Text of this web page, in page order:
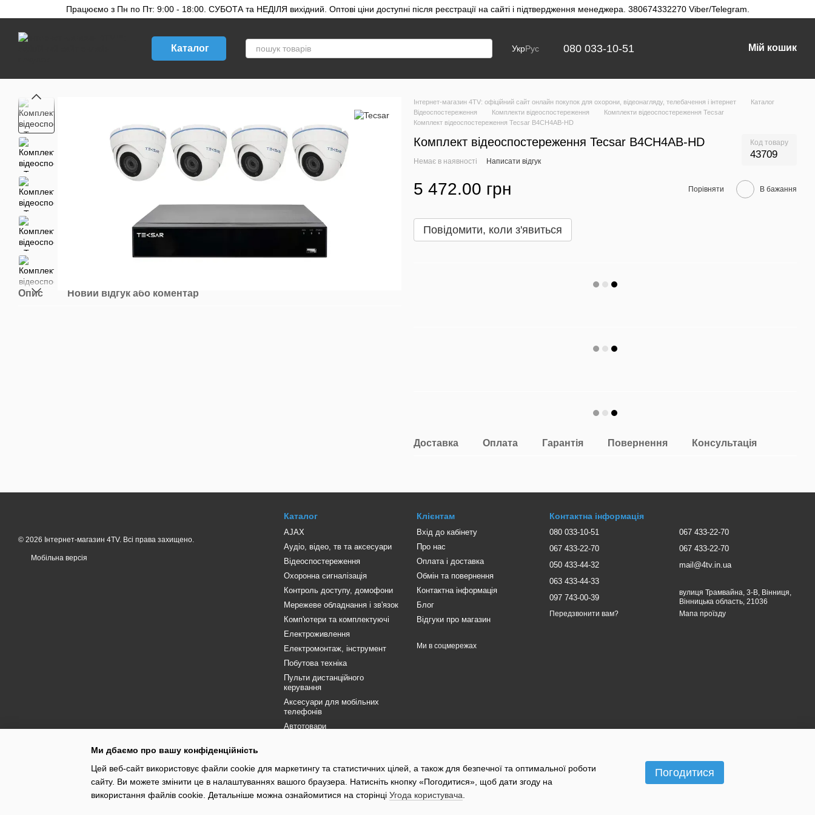
Перейти до основного контенту
Працюємо з Пн по Пт: 9:00 - 18:00. СУБОТА та НЕДІЛЯ вихідний. Оптові ціни доступні після реєстрації на сайті і підтвердження менеджера. 380674332270 Viber/Telegram.
Каталог УкрРус 080 033-10-51 Мій кошик
Опис Новий відгук або коментар
Інтернет-магазин 4TV: офіційний сайт онлайн покупок для охорони, відеонагляду, телебачення і інтернет
Каталог
Відеоспостереження
Комплекти відеоспостереження
Комплекти відеоспостереження Tecsar
Комплект відеоспостереження Tecsar B4CH4AB-HD
Комплект відеоспостереження Tecsar B4CH4AB-HD Код товару
43709
Немає в наявності Написати відгук
5 472.00 грн Порівняти В бажання
Повідомити, коли з'явиться
Доставка Оплата Гарантія Повернення Консультація
© 2026 Інтернет-магазин 4TV. Всі права захищено.
Мобільна версія
Каталог
AJAX
Аудіо, відео, тв та аксесуари
Відеоспостереження
Охоронна сигналізація
Контроль доступу, домофони
Мережеве обладнання і зв'язок
Комп'ютери та комплектуючі
Електроживлення
Електромонтаж, інструмент
Побутова техніка
Пульти дистанційного
керування
Аксесуари для мобільних
телефонів
Автотовари
Розпродаж
Клієнтам
Вхід до кабінету
Про нас
Оплата і доставка
Обмін та повернення
Контактна інформація
Блог
Відгуки про магазин
Ми в соцмережах
Контактна інформація
080 033-10-51
067 433-22-70
050 433-44-32
063 433-44-33
097 743-00-39
Передзвонити вам?
067 433-22-70
067 433-22-70
mail@4tv.in.ua
вулиця Трамвайна, 3-В, Вінниця,
Вінницька область, 21036
Мапа проїзду
Ми дбаємо про вашу конфіденційність
Цей веб-сайт використовує файли cookie для маркетингу та статистичних цілей, а також для безпечної та оптимальної роботи
сайту. Ви можете змінити це в налаштуваннях вашого браузера. Натисніть кнопку «Погодитися», щоб дати згоду на
використання файлів cookie. Детальніше можна ознайомитися на сторінці Угода користувача
Погодитися